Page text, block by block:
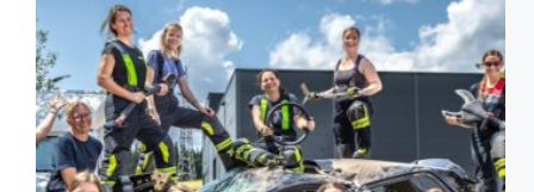
der
BAB5